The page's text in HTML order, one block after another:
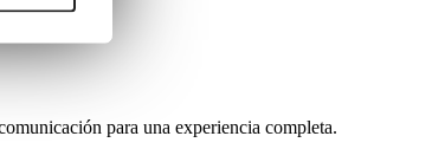
para una experiencia completa.